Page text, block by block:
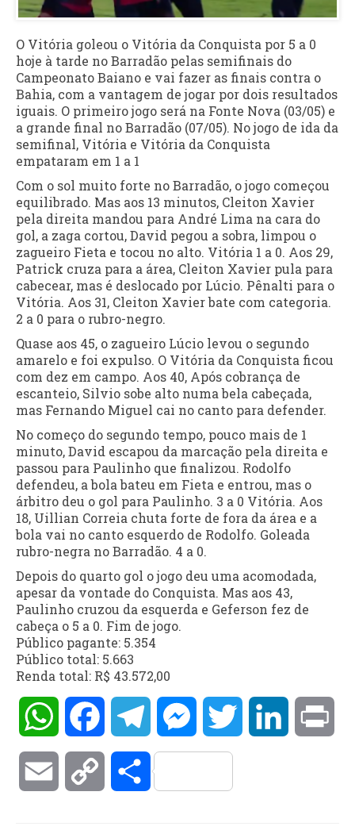
O Vitória goleou o Vitória da Conquista por 5 a 0
hoje à tarde no Barradão pelas semifinais do
Campeonato Baiano e vai fazer as finais contra o
Bahia, com a vantagem de jogar por dois resultados
iguais. O primeiro jogo será na Fonte Nova (03/05) e
a grande final no Barradão (07/05). No jogo de ida da
semifinal, Vitória e Vitória da Conquista
empataram em 1 a 1
Com o sol muito forte no Barradão, o jogo começou
equilibrado. Mas aos 13 minutos, Cleiton Xavier
pela direita mandou para André Lima na cara do
gol, a zaga cortou, David pegou a sobra, limpou o
zagueiro Fieta e tocou no alto. Vitória 1 a 0. Aos 29,
Patrick cruza para a área, Cleiton Xavier pula para
cabecear, mas é deslocado por Lúcio. Pênalti para o
Vitória. Aos 31, Cleiton Xavier bate com categoria.
2 a 0 para o rubro-negro.
Quase aos 45, o zagueiro Lúcio levou o segundo
amarelo e foi expulso. O Vitória da Conquista ficou
com dez em campo. Aos 40, Após cobrança de
escanteio, Silvio sobe alto numa bela cabeçada,
mas Fernando Miguel cai no canto para defender.
No começo do segundo tempo, pouco mais de 1
minuto, David escapou da marcação pela direita e
passou para Paulinho que finalizou. Rodolfo
defendeu, a bola bateu em Fieta e entrou, mas o
árbitro deu o gol para Paulinho. 3 a 0 Vitória. Aos
18, Uillian Correia chuta forte de fora da área e a
bola vai no canto esquerdo de Rodolfo. Goleada
rubro-negra no Barradão. 4 a 0.
Depois do quarto gol o jogo deu uma acomodada,
apesar da vontade do Conquista. Mas aos 43,
Paulinho cruzou da esquerda e Geferson fez de
cabeça o 5 a 0. Fim de jogo.
Público pagante: 5.354
Público total: 5.663
Renda total: R$ 43.572,00
WhatsAppFacebookTelegramMessengerTwitter LinkedIn
Email Copy Compartilhar